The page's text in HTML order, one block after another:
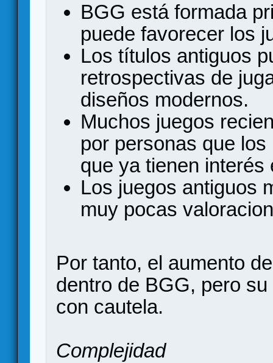
BGG está formada
puede favorecer los
Los títulos antiguos
retrospectivas de
diseños modernos.
Muchos juegos
por personas que
que ya tienen interés
Los juegos antiguos
muy pocas
Por tanto, el aumento
dentro de BGG, pero
con cautela.
Complejidad